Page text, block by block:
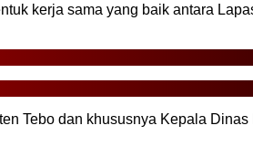
kerja sama yang baik antara
Tebo dan khususnya Kepala